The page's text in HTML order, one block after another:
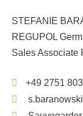
STEFANIE
REGUPOL
Sales Associate
+49 2751